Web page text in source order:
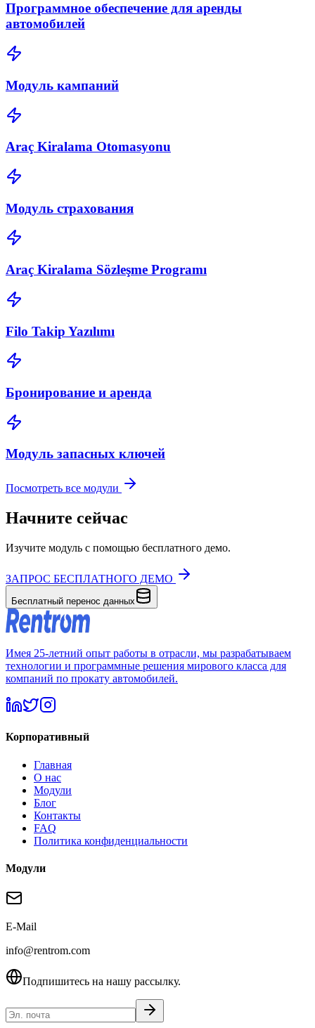
Программное обеспечение для аренды
автомобилей
Модуль кампаний
Araç Kiralama Otomasyonu
Модуль страхования
Araç Kiralama Sözleşme Programı
Filo Takip Yazılımı
Бронирование и аренда
Модуль запасных ключей
Посмотреть все модули
Начните сейчас
Изучите модуль с помощью бесплатного демо.
ЗАПРОС БЕСПЛАТНОГО ДЕМО
Бесплатный перенос данных
Имея 25-летний опыт работы в отрасли, мы разрабатываем
технологии и программные решения мирового класса для
компаний по прокату автомобилей.
Корпоративный
Главная
О нас
Модули
Блог
Контакты
FAQ
Политика конфиденциальности
Модули
E-Mail
info@rentrom.com
Подпишитесь на нашу рассылку.